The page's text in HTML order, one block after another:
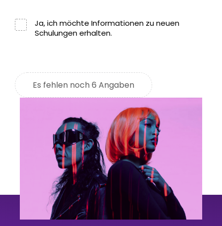
Ja, ich möchte Informationen zu neuen
Schulungen erhalten.
Es fehlen noch 6 Angaben